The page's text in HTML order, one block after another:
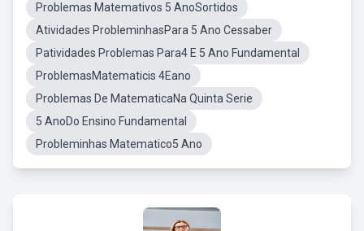
Problemas Matemativos 5 AnoSortidos
Atividades ProbleminhasPara 5 Ano Cessaber
Patividades Problemas Para4 E 5 Ano Fundamental
ProblemasMatematicis 4Eano
Problemas De MatematicaNa Quinta Serie
5 AnoDo Ensino Fundamental
Probleminhas Matematico5 Ano